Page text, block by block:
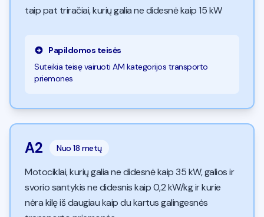
taip pat triračiai, kurių galia ne didesnė kaip 15 kW
Papildomos teisės
Suteikia teisę vairuoti AM kategorijos transporto
priemones
A2 Nuo 18 metų
Motociklai, kurių galia ne didesnė kaip 35 kW, galios ir
svorio santykis ne didesnis kaip 0,2 kW/kg ir kurie
nėra kilę iš daugiau kaip du kartus galingesnės